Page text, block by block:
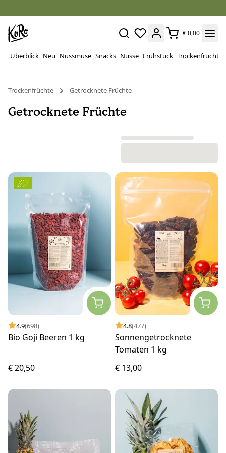
€ 0,00
Überblick Neu Nussmuse Snacks Nüsse Frühstück Trockenfrüchte
Trockenfrüchte
Getrocknete Früchte
Getrocknete Früchte
4.9(698)
Bio Goji Beeren 1 kg
€ 20,50
4.8(477)
Sonnengetrocknete
Tomaten 1 kg
€ 13,00